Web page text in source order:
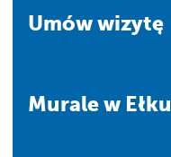
Umów wizytę
Murale w Ełku